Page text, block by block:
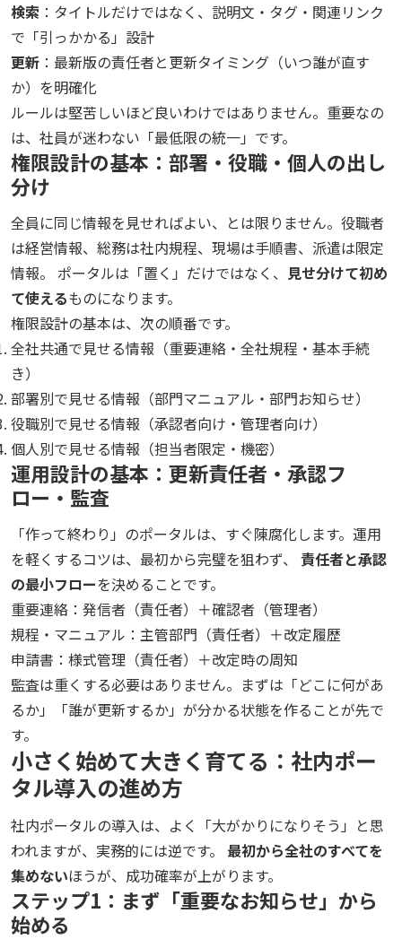
検索 ：タイトルだけではなく、説明文・タグ・関連リンク
で「引っかかる」設計
更新 ：最新版の責任者と更新タイミング（いつ誰が直す
か）を明確化
ルールは堅苦しいほど良いわけではありません。重要なの
は、社員が迷わない「最低限の統一」です。
権限設計の基本：部署・役職・個人の出し
分け
全員に同じ情報を見せればよい、とは限りません。役職者
は経営情報、総務は社内規程、現場は手順書、派遣は限定
情報。 ポータルは「置く」だけではなく、 見せ分けて初め
て使えるものになります。
権限設計の基本は、次の順番です。
全社共通で見せる情報（重要連絡・全社規程・基本手続
き）
部署別で見せる情報（部門マニュアル・部門お知らせ）
役職別で見せる情報（承認者向け・管理者向け）
個人別で見せる情報（担当者限定・機密）
運用設計の基本：更新責任者・承認フ
ロー・監査
「作って終わり」のポータルは、すぐ陳腐化します。運用
を軽くするコツは、最初から完璧を狙わず、 責任者と承認
の最小フローを決めることです。
重要連絡：発信者（責任者）＋確認者（管理者）
規程・マニュアル：主管部門（責任者）＋改定履歴
申請書：様式管理（責任者）＋改定時の周知
監査は重くする必要はありません。まずは「どこに何があ
るか」「誰が更新するか」が分かる状態を作ることが先で
す。
小さく始めて大きく育てる：社内ポー
タル導入の進め方
社内ポータルの導入は、よく「大がかりになりそう」と思
われますが、実務的には逆です。 最初から全社のすべてを
集めないほうが、成功確率が上がります。
ステップ1：まず「重要なお知らせ」から
始める